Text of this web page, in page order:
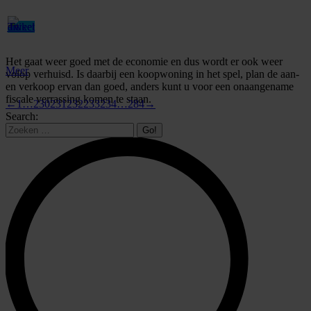
Het gaat weer goed met de economie en dus wordt er ook weer
volop verhuisd. Is daarbij een koopwoning in het spel, plan de aan-
en verkoop ervan dan goed, anders kunt u voor een onaangename
fiscale verrassing komen te staan.
Meer
←1…230231232233234…284→
Search: